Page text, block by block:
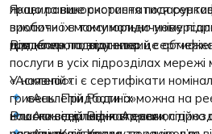
правила використання
зробити їх максимально
для кожного власника.
Якщо раніше скористатися
виключно в тому юридичному
придбали, то відтепер це
Відтепер подарунковий
послуги в усіх підрозділах
«Асклепій»:
«Асклепій Родина»;
«Асклепій Відновлення»;
У наявності є сертифікати
гривень. Придбати їх можна на
нашого відділення. Адреси
Власник сертифіката самостійно